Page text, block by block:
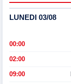
LUNEDI 03/08
00:00
02:00
09:00